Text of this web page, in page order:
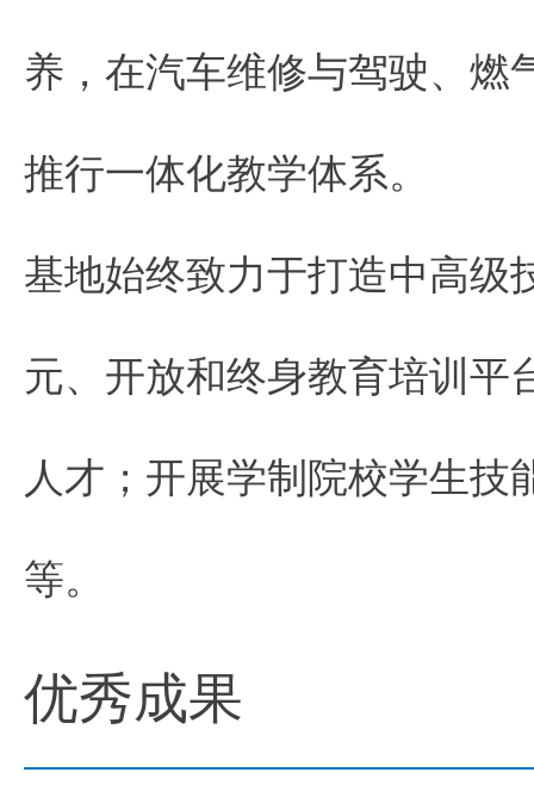
养，在汽车维修与驾驶、燃
推行一体化教学体系。
基地始终致力于打造中高级
元、开放和终身教育培训平
人才；开展学制院校学生技
等。
优秀成果